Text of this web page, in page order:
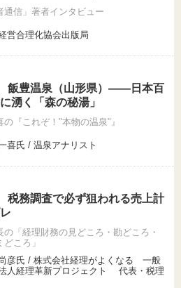
通信」著者インタビュー
営合理化協会出版局
飯豊温泉（山形県）――日本百
湧く「森の秘湯」
の『これぞ！"本物の温泉"』
喜氏 / 温泉アナリスト
務調査で必ず狙われる売上計
の「経理財務の見どころ・勘どころ・
ころ」
彦氏 / 株式会社経理がよくなる 一般
人経理革新プロジェクト 代表・税理